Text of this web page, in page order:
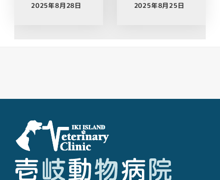
2025年8月28日
2025年8月25日